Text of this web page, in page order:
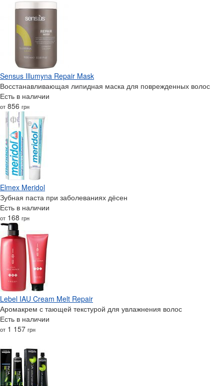
Sensus Illumyna Repair Mask
Восстанавливающая липидная маска для поврежденных волос
Есть в наличии
от 856 грн
Elmex Meridol
Зубная паста при заболеваниях дёсен
Есть в наличии
от 168 грн
Lebel IAU Cream Melt Repair
Аромакрем с тающей текстурой для увлажнения волос
Есть в наличии
от 1 157 грн